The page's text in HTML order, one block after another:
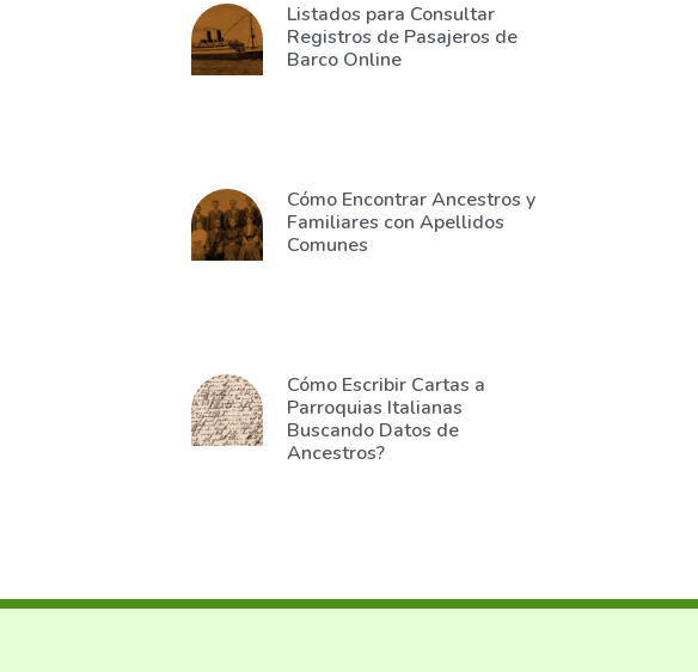
Listados para Consultar
Registros de Pasajeros de
Barco Online
Cómo Encontrar Ancestros y
Familiares con Apellidos
Comunes
Cómo Escribir Cartas a
Parroquias Italianas
Buscando Datos de
Ancestros?